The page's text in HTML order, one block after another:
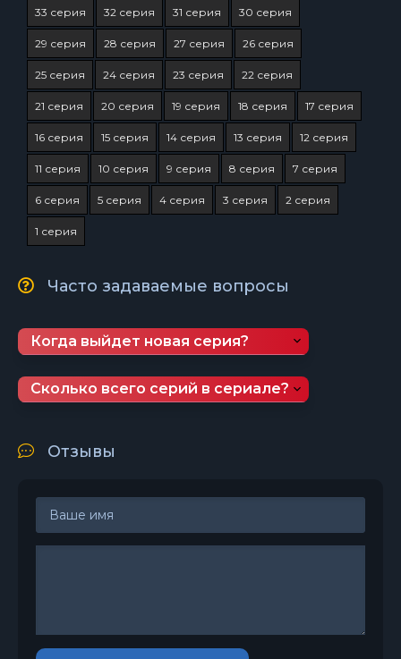
33 серия 32 серия 31 серия 30 серия
29 серия 28 серия 27 серия 26 серия
25 серия 24 серия 23 серия 22 серия
21 серия 20 серия 19 серия 18 серия 17 серия
16 серия 15 серия 14 серия 13 серия 12 серия
11 серия 10 серия 9 серия 8 серия 7 серия
6 серия 5 серия 4 серия 3 серия 2 серия
1 серия
Часто задаваемые вопросы
Когда выйдет новая серия?
Сколько всего серий в сериале?
Отзывы